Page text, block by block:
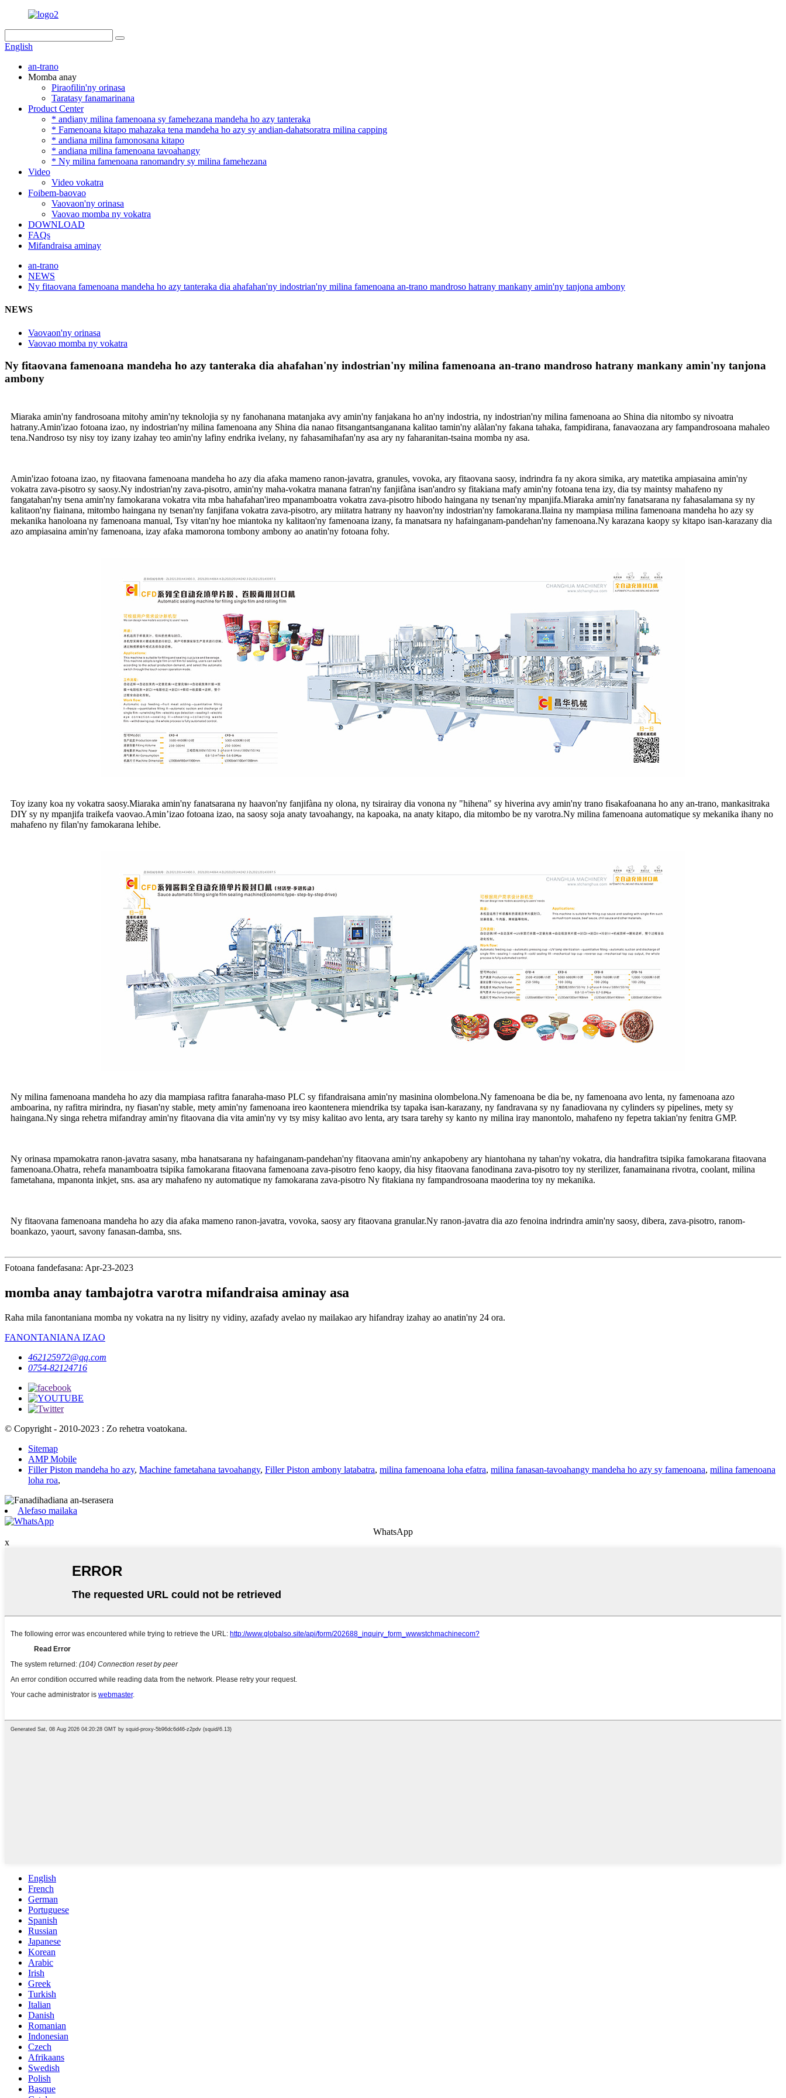
English
an-trano
Momba anay
Piraofilin'ny orinasa
Taratasy fanamarinana
Product Center
* andiany milina famenoana sy famehezana mandeha ho azy tanteraka
* Famenoana kitapo mahazaka tena mandeha ho azy sy andian-dahatsoratra milina capping
* andiana milina famonosana kitapo
* andiana milina famenoana tavoahangy
* Ny milina famenoana ranomandry sy milina famehezana
Video
Video vokatra
Foibem-baovao
Vaovaon'ny orinasa
Vaovao momba ny vokatra
DOWNLOAD
FAQs
Mifandraisa aminay
an-trano
NEWS
Ny fitaovana famenoana mandeha ho azy tanteraka dia ahafahan'ny indostrian'ny milina famenoana an-trano mandroso hatrany mankany amin'ny tanjona ambony
NEWS
Vaovaon'ny orinasa
Vaovao momba ny vokatra
Ny fitaovana famenoana mandeha ho azy tanteraka dia ahafahan'ny indostrian'ny milina famenoana an-trano mandroso hatrany mankany amin'ny tanjona
ambony
Miaraka amin'ny fandrosoana mitohy amin'ny teknolojia sy ny fanohanana matanjaka avy amin'ny fanjakana ho an'ny indostria, ny indostrian'ny milina famenoana ao Shina dia nitombo sy nivoatra
hatrany.Amin'izao fotoana izao, ny indostrian'ny milina famenoana any Shina dia nanao fitsangantsanganana kalitao tamin'ny alàlan'ny fakana tahaka, fampidirana, fanavaozana ary fampandrosoana mahaleo
tena.Nandroso tsy nisy toy izany izahay teo amin'ny lafiny endrika ivelany, ny fahasamihafan'ny asa ary ny faharanitan-tsaina momba ny asa.
Amin'izao fotoana izao, ny fitaovana famenoana mandeha ho azy dia afaka mameno ranon-javatra, granules, vovoka, ary fitaovana saosy, indrindra fa ny akora simika, ary matetika ampiasaina amin'ny
vokatra zava-pisotro sy saosy.Ny indostrian'ny zava-pisotro, amin'ny maha-vokatra manana fatran'ny fanjifàna isan'andro sy fitakiana mafy amin'ny fotoana tena izy, dia tsy maintsy mahafeno ny
fangatahan'ny tsena amin'ny famokarana vokatra vita mba hahafahan'ireo mpanamboatra vokatra zava-pisotro hibodo haingana ny tsenan'ny mpanjifa.Miaraka amin'ny fanatsarana ny fahasalamana sy ny
kalitaon'ny fiainana, mitombo haingana ny tsenan'ny fanjifana vokatra zava-pisotro, ary miitatra hatrany ny haavon'ny indostrian'ny famokarana.Ilaina ny mampiasa milina famenoana mandeha ho azy sy
mekanika hanoloana ny famenoana manual, Tsy vitan'ny hoe miantoka ny kalitaon'ny famenoana izany, fa manatsara ny hafainganam-pandehan'ny famenoana.Ny karazana kaopy sy kitapo isan-karazany dia
azo ampiasaina amin'ny famenoana, izay afaka mamorona tombony ambony ao anatin'ny fotoana fohy.
Toy izany koa ny vokatra saosy.Miaraka amin'ny fanatsarana ny haavon'ny fanjifàna ny olona, ​​ny tsirairay dia vonona ny "hihena" sy hiverina avy amin'ny trano fisakafoanana ho any an-trano, mankasitraka
DIY sy ny mpanjifa traikefa vaovao.Amin’izao fotoana izao, na saosy soja anaty tavoahangy, na kapoaka, na anaty kitapo, dia mitombo be ny varotra.Ny milina famenoana automatique sy mekanika ihany no
mahafeno ny filan'ny famokarana lehibe.
Ny milina famenoana mandeha ho azy dia mampiasa rafitra fanaraha-maso PLC sy fifandraisana amin'ny masinina olombelona.Ny famenoana be dia be, ny famenoana avo lenta, ny famenoana azo
amboarina, ny rafitra mirindra, ny fiasan'ny stable, mety amin'ny famenoana ireo kaontenera miendrika tsy tapaka isan-karazany, ny fandravana sy ny fanadiovana ny cylinders sy pipelines, mety sy
haingana.Ny singa rehetra mifandray amin'ny fitaovana dia vita amin'ny vy tsy misy kalitao avo lenta, ary tsara tarehy sy kanto ny milina iray manontolo, mahafeno ny fepetra takian'ny fenitra GMP.
Ny orinasa mpamokatra ranon-javatra sasany, mba hanatsarana ny hafainganam-pandehan'ny fitaovana amin'ny ankapobeny ary hiantohana ny tahan'ny vokatra, dia handrafitra tsipika famokarana fitaovana
famenoana.Ohatra, rehefa manamboatra tsipika famokarana fitaovana famenoana zava-pisotro feno kaopy, dia hisy fitaovana fanodinana zava-pisotro toy ny sterilizer, fanamainana rivotra, coolant, milina
fametahana, mpanonta inkjet, sns. asa ary mahafeno ny automatique ny famokarana zava-pisotro Ny fitakiana ny fampandrosoana maoderina toy ny mekanika.
Ny fitaovana famenoana mandeha ho azy dia afaka mameno ranon-javatra, vovoka, saosy ary fitaovana granular.Ny ranon-javatra dia azo fenoina indrindra amin'ny saosy, dibera, zava-pisotro, ranom-
boankazo, yaourt, savony fanasan-damba, sns.
Fotoana fandefasana: Apr-23-2023
momba anay tambajotra varotra mifandraisa aminay asa
Raha mila fanontaniana momba ny vokatra na ny lisitry ny vidiny, azafady avelao ny mailakao ary hifandray izahay ao anatin'ny 24 ora.
FANONTANIANA IZAO
462125972@qq.com
0754-82124716
© Copyright - 2010-2023 : Zo rehetra voatokana.
Sitemap
AMP Mobile
Filler Piston mandeha ho azy, Machine fametahana tavoahangy, Filler Piston ambony latabatra, milina famenoana loha efatra, milina fanasan-tavoahangy mandeha ho azy sy famenoana, milina famenoana
loha roa,
Alefaso mailaka
WhatsApp
x
English
French
German
Portuguese
Spanish
Russian
Japanese
Korean
Arabic
Irish
Greek
Turkish
Italian
Danish
Romanian
Indonesian
Czech
Afrikaans
Swedish
Polish
Basque